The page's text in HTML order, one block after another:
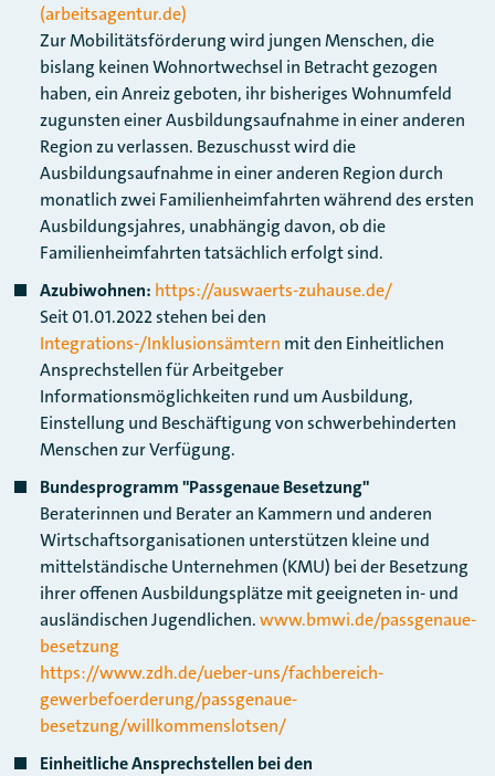
(arbeitsagentur.de)
Zur Mobilitätsförderung wird jungen Menschen, die
bislang keinen Wohnortwechsel in Betracht gezogen
haben, ein Anreiz geboten, ihr bisheriges Wohnumfeld
zugunsten einer Ausbildungsaufnahme in einer anderen
Region zu verlassen. Bezuschusst wird die
Ausbildungsaufnahme in einer anderen Region durch
monatlich zwei Familienheimfahrten während des ersten
Ausbildungsjahres, unabhängig davon, ob die
Familienheimfahrten tatsächlich erfolgt sind.
Azubiwohnen: https://auswaerts-zuhause.de/
Seit 01.01.2022 stehen bei den
Integrations-/Inklusionsämtern mit den Einheitlichen
Ansprechstellen für Arbeitgeber
Informationsmöglichkeiten rund um Ausbildung,
Einstellung und Beschäftigung von schwerbehinderten
Menschen zur Verfügung.
Bundesprogramm "Passgenaue Besetzung"
Beraterinnen und Berater an Kammern und anderen
Wirtschaftsorganisationen unterstützen kleine und
mittelständische Unternehmen (KMU) bei der Besetzung
ihrer offenen Ausbildungsplätze mit geeigneten in- und
ausländischen Jugendlichen.www.bmwi.de/passgenaue-
besetzung
https://www.zdh.de/ueber-uns/fachbereich-
gewerbefoerderung/passgenaue-
besetzung/willkommenslotsen/
Einheitliche Ansprechstellen bei den